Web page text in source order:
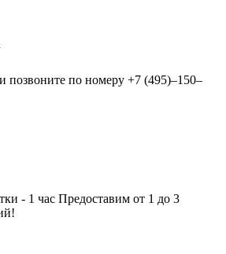
позвоните по номеру +7 (495)–150–
- 1 час Предоставим от 1 до 3